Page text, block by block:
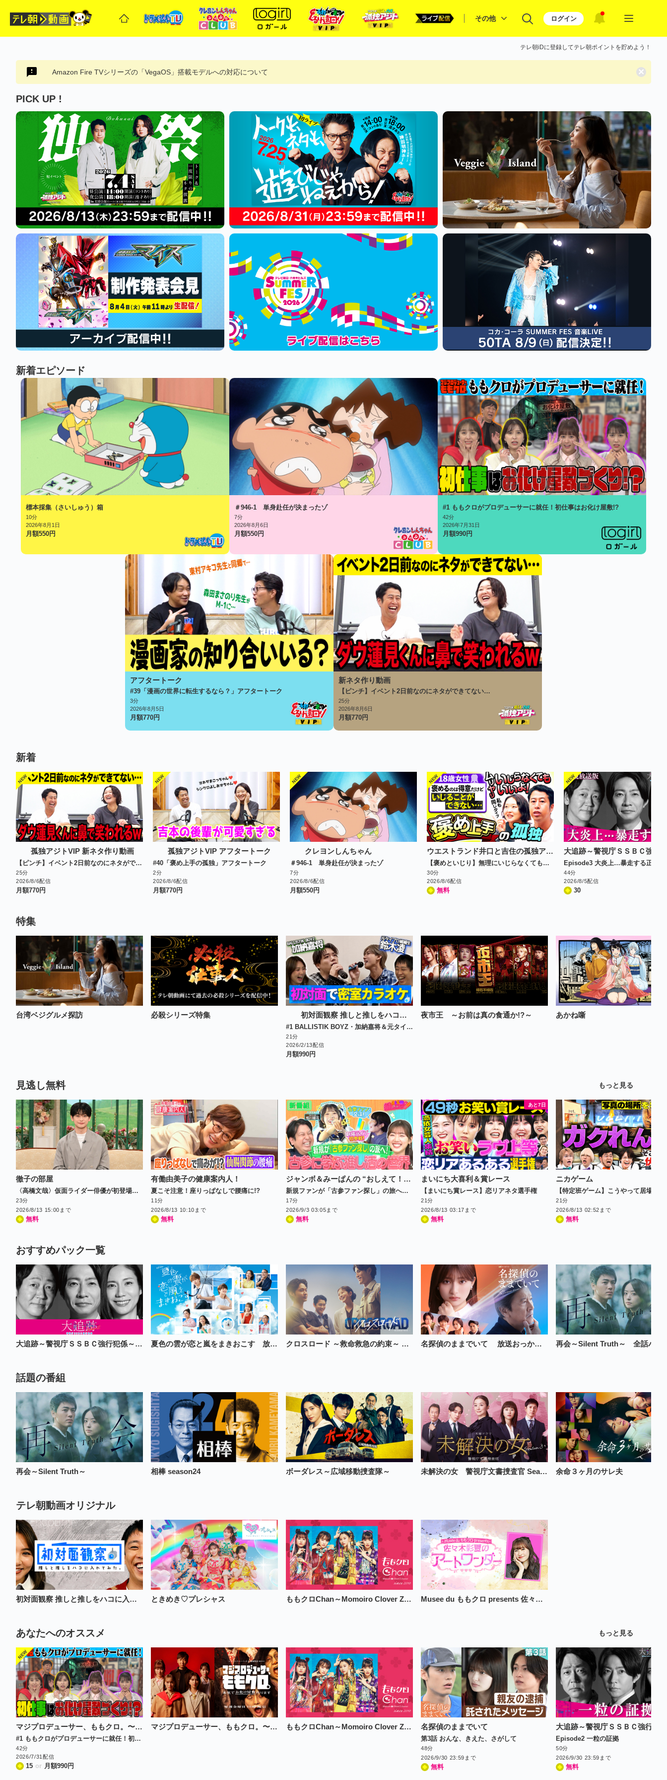
その他 ログイン
テレ朝iDに登録してテレ朝ポイントを貯めよう！
Amazon Fire TVシリーズの「VegaOS」搭載モデルへの対応について ×
PICK UP !
新着エピソード
標本採集（さいしゅう）箱
10分
2026年8月1日
月額550円
＃946-1 単身赴任が決まったゾ
7分
2026年8月6日
月額550円
#1 ももクロがプロデューサーに就任！初仕事はお化け屋敷!?
42分
2026年7月31日
月額990円
アフタートーク
#39「漫画の世界に転生するなら？」アフタートーク
3分
2026年8月5日
月額770円
新ネタ作り動画
【ピンチ】イベント2日前なのにネタができてない…
25分
2026年8月6日
月額770 円
新着
孤独アジトVIP 新ネタ作り動画
【ピンチ】イベント2日前なのにネタができてない…
25分
2026/8/6配信
月額770円
孤独アジトVIP アフタートーク
#40「褒め上手の孤独」アフタートーク
2分
2026/8/6配信
月額770円
クレヨンしんちゃん
＃946-1 単身赴任が決まったゾ
7分
2026/8/6配信
月額550円
ウエストランド井口と吉住の孤独アジト
【褒めといじり】無理にいじらなくてもいい！／会った瞬間大好きになっちゃう人／海外で矢部さん＆ノブさんに誘われて…
30分
2026/8/6配信
無料
44分
2026/8/5配信
30
特集
台湾ベジグルメ探訪 必殺シリーズ特集 初対面観察 推しと推しをハコに入れてみた。
#1 BALLISTIK BOYZ・加納嘉将＆元タイプロ・鈴木凌 初対面で密室カラオケ！
21分
2026/2/13配信
月額990円
夜市王 ～お前は真の食通か!?～ あかね噺
見逃し無料 もっと見る
徹子の部屋
〈高橋文哉〉仮面ライダー俳優が初登場！料理人の夢も…
23分
2026/8/13 15:00まで
無料
有働由美子の健康案内人！
夏こそ注意！座りっぱなしで腰痛に!?
11分
2026/8/13 10:10まで
無料
ジャンボ＆みーぱんの “おしえて！推しコサン”～新規も古参もいらっしゃ～い～
新規ファンが「古参ファン探し」の旅へ！【SKE48相川暖花】
17分
2026/9/3 03:05まで
無料
あと7日
まいにち大喜利＆賞レース
【まいにち賞レース】恋リアネタ選手権
21分
2026/8/13 03:17まで
無料
ニカゲーム
21分
2026/8/13 02:52まで
無料
おすすめパック一覧
大追跡～警視庁ＳＳＢＣ強行犯係～Season2 放送おっかけ全話パック（解説放送版含む） 夏色の雲が恋と嵐をまきおこす 放送おっかけ全話パック クロスロード ～救命救急の約束～ 放送おっかけ全話パック（解説放送版含む） 名探偵のままでいて 放送おっかけ全話パック（解説放送版含む）
話題の番組
再会～Silent Truth～ 相棒 season24 ボーダレス～広域移動捜査隊～ 未解決の女 警視庁文書捜査官 Season３ 余命３ヶ月のサレ夫
テレ朝動画オリジナル
初対面観察 推しと推しをハコに入れてみた。 ときめき♡プレシャス ももクロChan～Momoiro Clover Z Channel～ Musee du ももクロ presents 佐々木彩夏のアートワンダー
あなたへのオススメ もっと見る
マジプロデューサー、ももクロ。〜本気でお化け屋敷作ります〜
#1 ももクロがプロデューサーに就任！初仕事はお化け屋敷!?
42分
2026/7/31配信
15 or 月額990円
マジプロデューサー、ももクロ。〜本気でお化け屋敷作ります〜 ももクロChan～Momoiro Clover Z Channel～ 名探偵のままでいて
第3話 おんな、きえた、さがして
48分
2026/9/30 23:59まで
無料
Episode2 一粒の証拠
50分
2026/9/30 23:59まで
無料